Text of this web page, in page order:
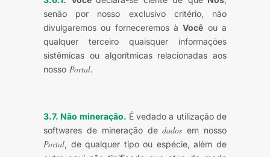
senão por nosso exclusivo critério, não
divulgaremos ou forneceremos àVocê ou a
qualquer terceiro quaisquer informações
sistêmicas ou algorítmicas relacionadas aos
nosso Portal.
3.7. Não mineração. É vedado a utilização de
softwares de mineração dedados em nosso
Portal, de qualquer tipo ou espécie, além de